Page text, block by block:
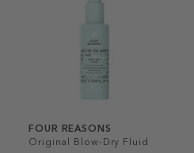
FOUR REASONS
Original Blow-Dry Fluid